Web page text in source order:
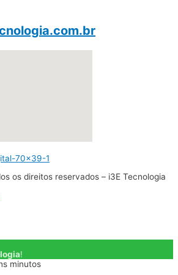
os direitos reservados – i3E Tecnologia
!
minutos